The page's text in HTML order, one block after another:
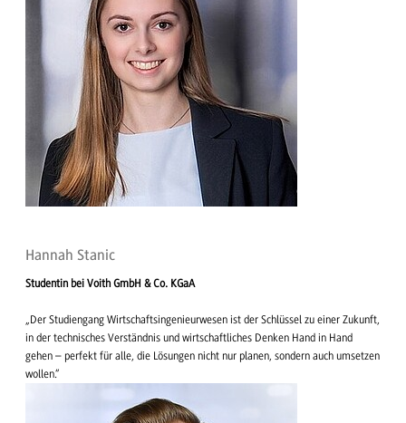
Hannah Stanic
Studentin bei Voith GmbH & Co. KGaA
„Der Studiengang Wirtschaftsingenieurwesen ist der Schlüssel zu einer Zukunft,
in der technisches Verständnis und wirtschaftliches Denken Hand in Hand
gehen – perfekt für alle, die Lösungen nicht nur planen, sondern auch umsetzen
wollen.“